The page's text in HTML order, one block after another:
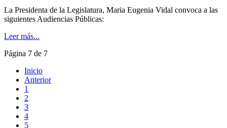
La Presidenta de la Legislatura, Maria Eugenia Vidal convoca a las
siguientes Audiencias Públicas:
Leer más...
Página 7 de 7
Inicio
Anterior
1
2
3
4
5